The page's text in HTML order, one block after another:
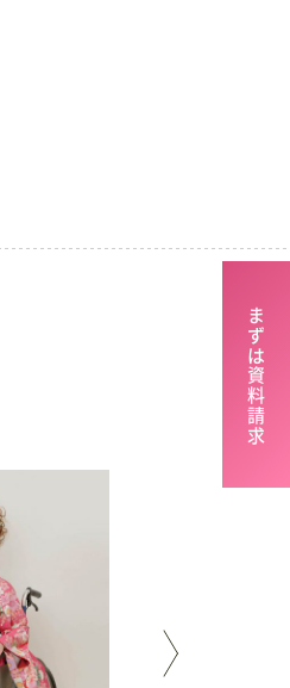
まずは資料請求